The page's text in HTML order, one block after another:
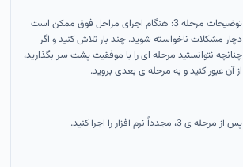
توضیحات مرحله 3: هنگام اجرای مراحل فوق ممکن است
دچار مشکلات ناخواسته شوید. چند بار تلاش کنید و اگر
چنانچه نتوانستید مرحله ای را با موفقیت پشت سر بگذارید،
از آن عبور کنید و به مرحله ی بعدی بروید.
پس از مرحله ی 3، مجدداً نرم افزار را اجرا کنید.